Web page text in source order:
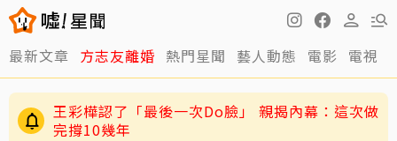
最新文章 方志友離婚 熱門星聞 藝人動態 電影 電視
「慶餘年」男星驚傳病逝！才不適住院1周 圈內
好友悲痛悼念